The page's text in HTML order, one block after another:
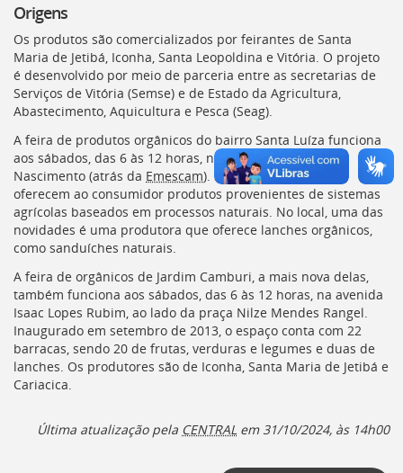
desta
página
[]
Ir
para
a
busca
[]
Voltar
para
o
início
deste
menu
Origens
Os produtos são comercializados por feirantes de Santa
Maria de Jetibá, Iconha, Santa Leopoldina e Vitória. O projeto
é desenvolvido por meio de parceria entre as secretarias de
Serviços de Vitória (Semse) e de Estado da Agricultura,
Abastecimento, Aquicultura e Pesca (Seag).
A feira de produtos orgânicos do bairro Santa Luíza funciona
aos sábados, das 6 às 12 horas, na rua Arlindo Brás do
Nascimento (atrás da Emescam). São 18 barracas que
oferecem ao consumidor produtos provenientes de sistemas
agrícolas baseados em processos naturais. No local, uma das
novidades é uma produtora que oferece lanches orgânicos,
como sanduíches naturais.
A feira de orgânicos de Jardim Camburi, a mais nova delas,
também funciona aos sábados, das 6 às 12 horas, na avenida
Isaac Lopes Rubim, ao lado da praça Nilze Mendes Rangel.
Inaugurado em setembro de 2013, o espaço conta com 22
barracas, sendo 20 de frutas, verduras e legumes e duas de
lanches. Os produtores são de Iconha, Santa Maria de Jetibá e
Cariacica.
Última atualização pela CENTRAL em 31/10/2024, às 14h00